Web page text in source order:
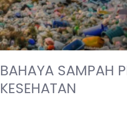
BAHAYA SAMPAH
KESEHATAN